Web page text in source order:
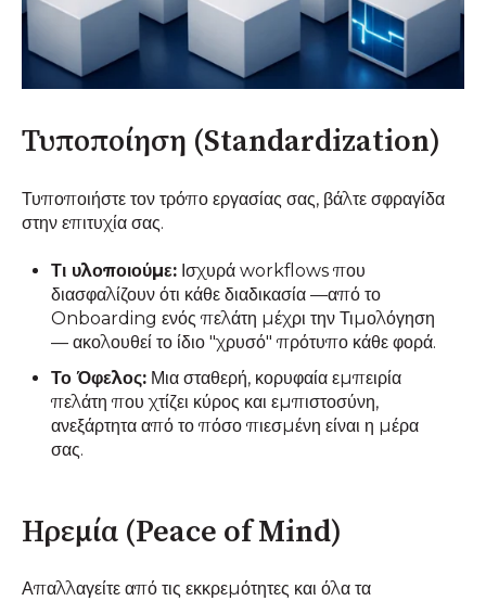
Τυποποίηση (Standardization)
Τυποποιήστε τον τρόπο εργασίας σας, βάλτε σφραγίδα
στην επιτυχία σας.
Τι υλοποιούμε: Ισχυρά workflows που
διασφαλίζουν ότι κάθε διαδικασία —από το
Onboarding ενός πελάτη μέχρι την Τιμολόγηση
— ακολουθεί το ίδιο "χρυσό" πρότυπο κάθε φορά.
Το Όφελος: Μια σταθερή, κορυφαία εμπειρία
πελάτη που χτίζει κύρος και εμπιστοσύνη,
ανεξάρτητα από το πόσο πιεσμένη είναι η μέρα
σας.
Ηρεμία (Peace of Mind)
Απαλλαγείτε από τις εκκρεμότητες και όλα τα